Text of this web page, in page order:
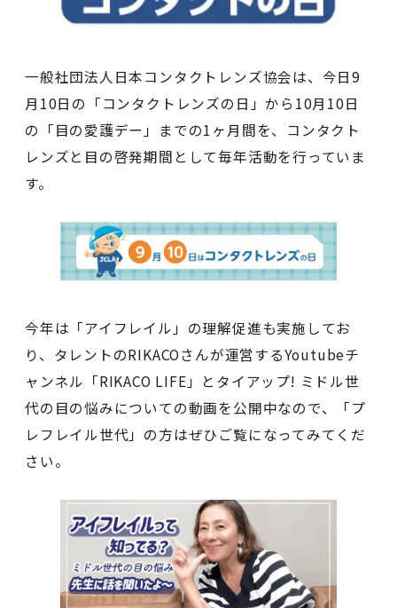
一般社団法人日本コンタクトレンズ協会は、今日9
月10日の「コンタクトレンズの日」から10月10日
の「目の愛護デー」までの1ヶ月間を、コンタクト
レンズと目の啓発期間として毎年活動を行っていま
す。
今年は「アイフレイル」の理解促進も実施してお
り、タレントのRIKACOさんが運営するYoutubeチ
ャンネル「RIKACO LIFE」とタイアップ! ミドル世
代の目の悩みについての動画を公開中なので、「プ
レフレイル世代」の方はぜひご覧になってみてくだ
さい。